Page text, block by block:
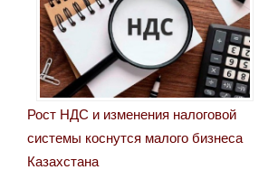
Рост НДС и изменения налоговой
системы коснутся малого бизнеса
Казахстана